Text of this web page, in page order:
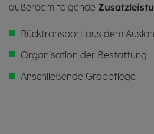
außerdem folgende
Rücktransport aus dem
Organisation der Bestattung
Anschließende Grabpflege